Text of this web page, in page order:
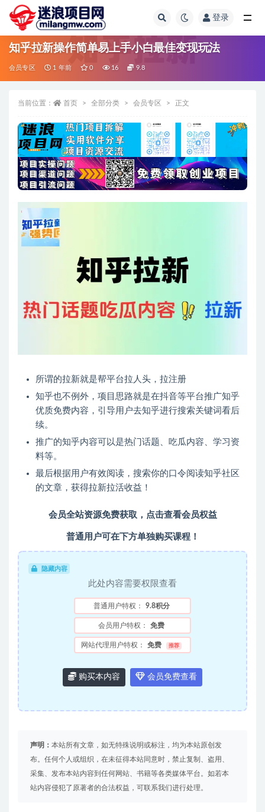
登录
知乎拉新操作简单易上手小白最佳变现玩法
会员专区 1 年前 0 16 9.8
当前位置： 首页 全部分类 会员专区 正文
所谓的拉新就是帮平台拉人头，拉注册
知乎也不例外，项目思路就是在抖音等平台推广知乎
优质免费内容，引导用户去知乎进行搜索关键词看后
续。
推广的知乎内容可以是热门话题、吃瓜内容、学习资
料等。
最后根据用户有效阅读，搜索你的口令阅读知乎社区
的文章，获得拉新拉活收益！
会员全站资源免费获取，点击查看会员权益
普通用户可在下方单独购买课程！
隐藏内容
此处内容需要权限查看
普通用户特权： 9.8积分
会员用户特权： 免费
网站代理用户特权： 免费 推荐
购买本内容 会员免费查看
声明： 本站所有文章，如无特殊说明或标注，均为本站原创发
布。任何个人或组织，在未征得本站同意时，禁止复制、盗用、
采集、发布本站内容到任何网站、书籍等各类媒体平台。如若本
站内容侵犯了原著者的合法权益，可联系我们进行处理。
全部